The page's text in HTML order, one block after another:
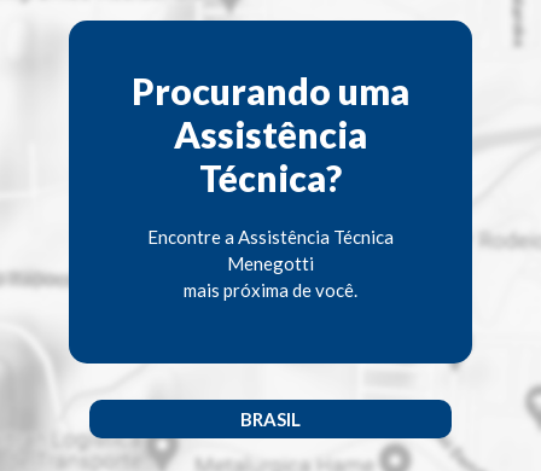
Procurando uma
Assistência
Técnica?
Encontre a Assistência Técnica
Menegotti
mais próxima de você.
BRASIL